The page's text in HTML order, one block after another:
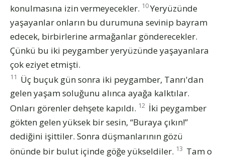
konulmasına izin vermeyecekler. 10Yeryüzünde
yaşayanlar onların bu durumuna sevinip bayram
edecek, birbirlerine armağanlar gönderecekler.
Çünkü bu iki peygamber yeryüzünde yaşayanlara
çok eziyet etmişti.
11 Üç buçuk gün sonra iki peygamber, Tanrı'dan
gelen yaşam soluğunu alınca ayağa kalktılar.
Onları görenler dehşete kapıldı. 12 İki peygamber
gökten gelen yüksek bir sesin, “Buraya çıkın!”
dediğini işittiler. Sonra düşmanlarının gözü
önünde bir bulut içinde göğe yükseldiler. 13 Tam o